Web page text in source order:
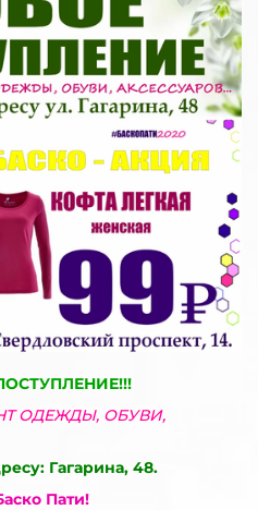
ОДЕЖДЫ, ОБУВИ,
Гагарина, 48.
Пати!